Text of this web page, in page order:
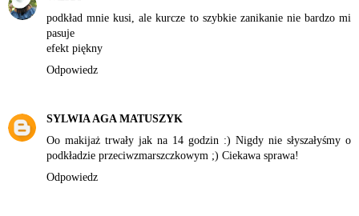
podkład mnie kusi, ale kurcze to szybkie zanikanie nie bardzo mi
pasuje
efekt piękny
Odpowiedz
SYLWIA AGA MATUSZYK
Oo makijaż trwały jak na 14 godzin :) Nigdy nie słyszałyśmy o
podkładzie przeciwzmarszczkowym ;) Ciekawa sprawa!
Odpowiedz